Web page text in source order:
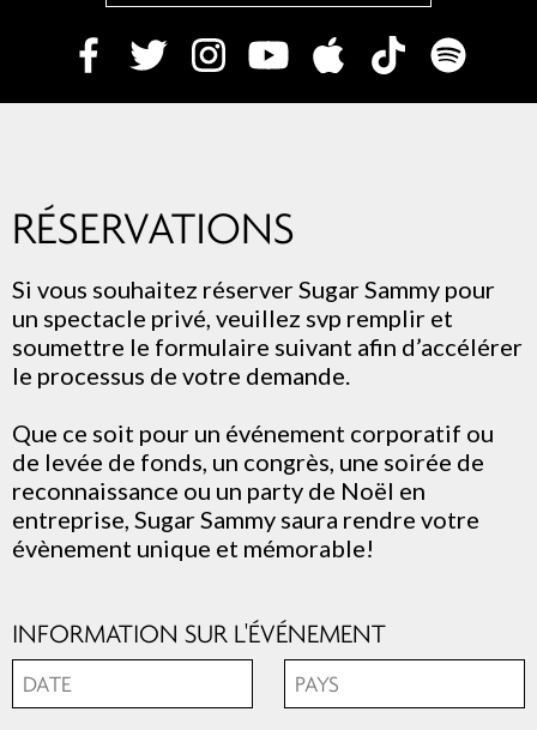
RÉSERVATIONS
Si vous souhaitez réserver Sugar Sammy pour
un spectacle privé, veuillez svp remplir et
soumettre le formulaire suivant afin d’accélérer
le processus de votre demande.
Que ce soit pour un événement corporatif ou
de levée de fonds, un congrès, une soirée de
reconnaissance ou un party de Noël en
entreprise, Sugar Sammy saura rendre votre
évènement unique et mémorable!
INFORMATION SUR L'ÉVÉNEMENT